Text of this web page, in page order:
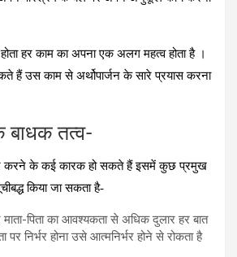
हर काम का अपना एक अलग महत्व होता है ।
हैं उस काम से अर्थोपार्जन के सारे प्रयास करना
बाधक तत्‍व-
करने के कई कारक हो सकते हैं इसमें कुछ प्रमुख
किया जा सकता है-
माता-पिता का आवश्यकता से अधिक दुलार हर बात
पर निर्भर होना उसे आत्मनिर्भर होने से रोकता है